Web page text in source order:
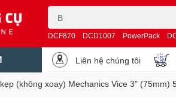
DCF870 DCD1007 PowerPack
Liên hệ chúng tôi
(không xoay) Mechanics Vice 3" (75mm)